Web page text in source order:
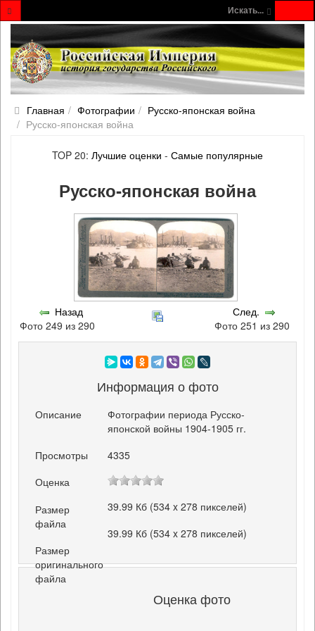
Искать...
Главная Фотографии
Русско‐японская война
Русско‐японская война
TOP 20: Лучшие оценки - Самые популярные
Русско‐японская война
Назад
Фото 249 из 290
След.
Фото 251 из 290
Информация о фото
Описание
Фотографии периода Русско-
японской войны 1904-1905 гг.
Просмотры
4335
Оценка
Размер
файла
39.99 Кб (534 x 278 пикселей)
Размер
оригинального
файла
39.99 Кб (534 x 278 пикселей)
Оценка фото